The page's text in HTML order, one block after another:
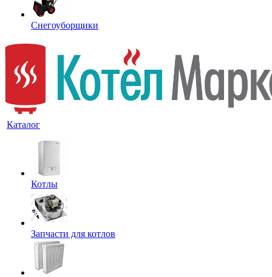
Снегоуборщики
Каталог
Котлы
Запчасти для котлов